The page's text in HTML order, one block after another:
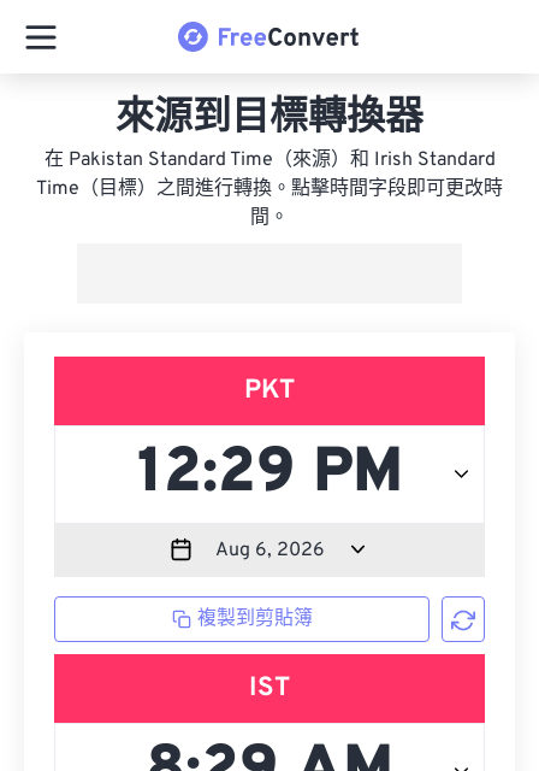
來源到目標轉換器
在 Pakistan Standard Time（來源）和 Irish Standard
Time（目標）之間進行轉換。點擊時間字段即可更改時
間。
PKT
複製到剪貼簿
IST